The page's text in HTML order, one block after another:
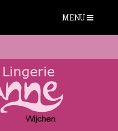
MENU